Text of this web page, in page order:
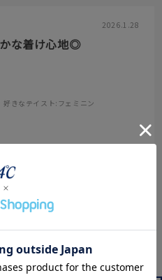
2026.1.28
かな着け心地◎
好きなテイスト: フェミニン
スしてくれるイヤーカフ。
どのフォーマルなシーンにも大